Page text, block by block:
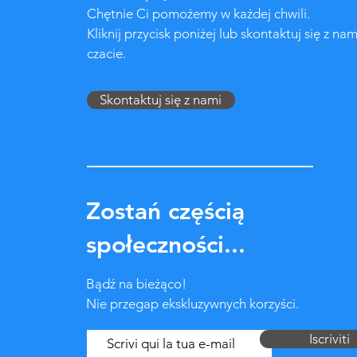
Chętnie Ci pomożemy w każdej chwili.
Kliknij przycisk poniżej lub skontaktuj się z
czacie.
Skontaktuj się z nami
Zostań częścią
społeczności...
Bądź na bieżąco!
Nie przegap ekskluzywnych korzyści.
Iscriviti